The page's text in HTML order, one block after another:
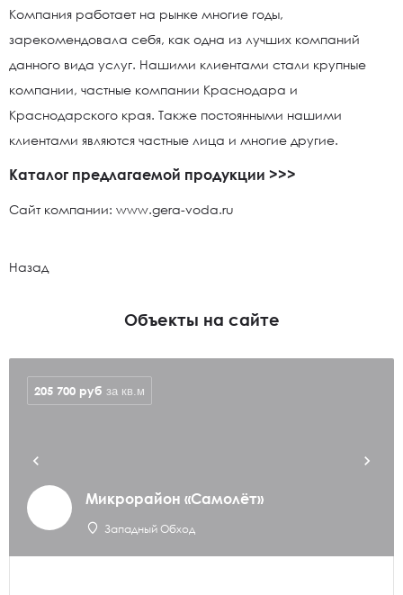
Компания работает на рынке многие годы,
зарекомендовала себя, как одна из лучших компаний
данного вида услуг. Нашими клиентами стали крупные
компании, частные компании Краснодара и
Краснодарского края. Также постоянными нашими
клиентами являются частные лица и многие другие.
Каталог предлагаемой продукции >>>
Сайт компании: www.gera-voda.ru
Назад
Объекты на сайте
Микрорайон «Самолёт»
Западный Обход
205 700 руб за кв.м